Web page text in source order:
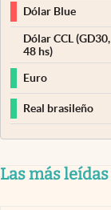
Dólar Blue
Dólar CCL (GD30,
48 hs)
Euro
Real brasileño
Las más